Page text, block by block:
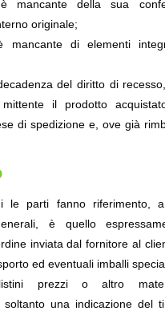
mancante della sua
originale;
mancante di elementi
del diritto di
il prodotto
di spedizione e, ove già
le parti fanno riferimento,
è quello
inviata dal fornitore al
ed eventuali imballi
prezzi o altro
soltanto una indicazione del